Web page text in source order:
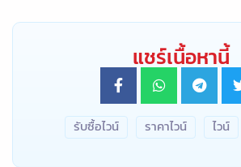
แชร์เนื้อหานี้
รับซื้อไวน์ ราคาไวน์ ไวน์